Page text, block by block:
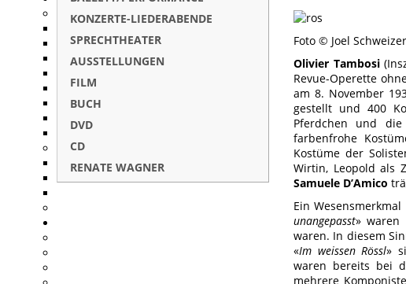
Foto © Joel Schweizer
Olivier Tambosi
Revue-Operette
am 8. November
gestellt und 400
Pferdchen und
farbenfrohe
Kostüme der
Wirtin, Leopold als
Samuele D’Amico
Ein
unangepasst» waren
waren. In diesem
«Im weissen Rössl»
waren bereits bei
mehrere
KONZERTE-LIEDERABENDE
SPRECHTHEATER
AUSSTELLUNGEN
FILM
BUCH
DVD
CD
RENATE WAGNER